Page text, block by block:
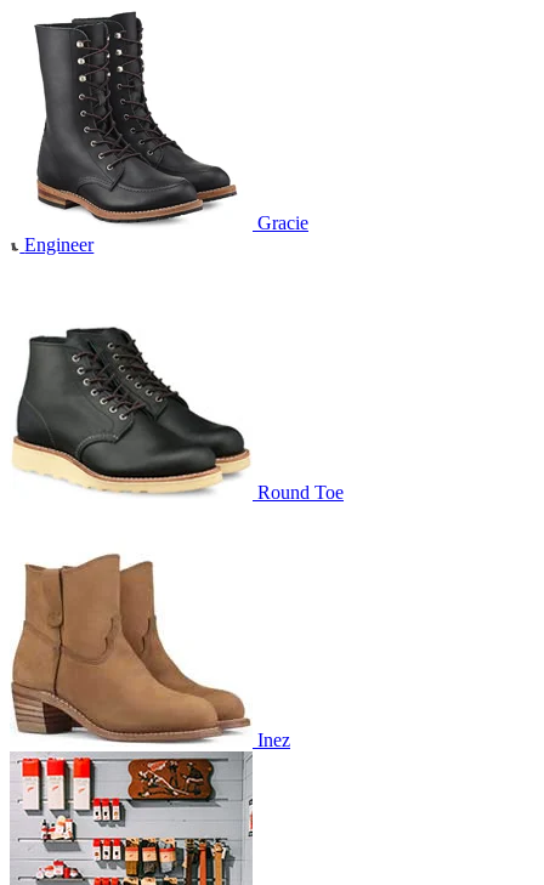
Gracie
Engineer
Round Toe
Inez